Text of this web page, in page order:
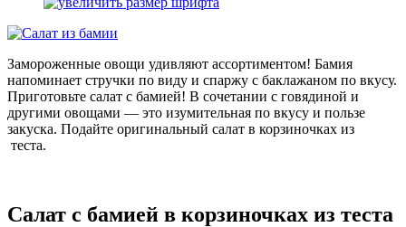
Замороженные овощи удивляют ассортиментом! Бамия
напоминает стручки по виду и спаржу с баклажаном по вкусу.
Приготовьте салат с бамией! В сочетании с говядиной и
другими овощами — это изумительная по вкусу и пользе
закуска. Подайте оригинальный салат в корзиночках из
теста.
Салат с бамией в корзиночках из теста